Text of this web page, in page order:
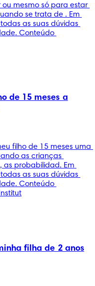
mesmo só para estar
se trata de . Em
as suas dúvidas
Conteúdo
de 15 meses a
filho de 15 meses uma
as crianças
as probabilidad. Em
as suas dúvidas
Conteúdo
filha de 2 anos